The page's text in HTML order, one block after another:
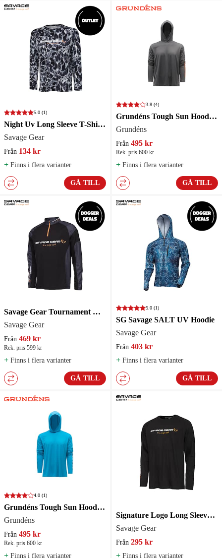
5.0 (1)
Night Uv Long Sleeve T-Shirt Black Waterprint
Savage Gear
Från 134 kr
+ Finns i flera varianter
GÅ TILL
3.8 (4)
Grundéns Tough Sun Hoodie Anchor
Grundéns
Från 495 kr
Rek. pris 600 kr
+ Finns i flera varianter
GÅ TILL
Savage Gear Tournament Gear Shirt 1/2 Zip Black Ink
Savage Gear
Från 469 kr
Rek. pris 599 kr
+ Finns i flera varianter
GÅ TILL
5.0 (1)
SG Savage SALT UV Hoodie
Savage Gear
Från 403 kr
+ Finns i flera varianter
GÅ TILL
4.0 (1)
Grundéns Tough Sun Hoodie Azure
Grundéns
Från 495 kr
Rek. pris 600 kr
+ Finns i flera varianter
Signature Logo Long Sleeve T-Shirt Black Caviar
Savage Gear
Från 295 kr
+ Finns i flera varianter